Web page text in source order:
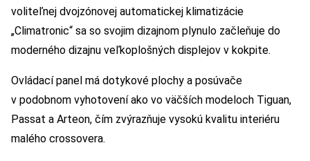
voliteľnej dvojzónovej automatickej klimatizácie
„Climatronic“ sa so svojim dizajnom plynulo začleňuje do
moderného dizajnu veľkoplošných displejov v kokpite.
Ovládací panel má dotykové plochy a posúvače
v podobnom vyhotovení ako vo väčších modeloch Tiguan,
Passat a Arteon, čím zvýrazňuje vysokú kvalitu interiéru
malého crossovera.